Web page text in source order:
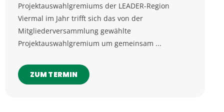
Projektauswahlgremiums der LEADER-Region
Viermal im Jahr trifft sich das von der
Mitgliederversammlung gewählte
Projektauswahlgremium um gemeinsam ...
ZUM TERMIN